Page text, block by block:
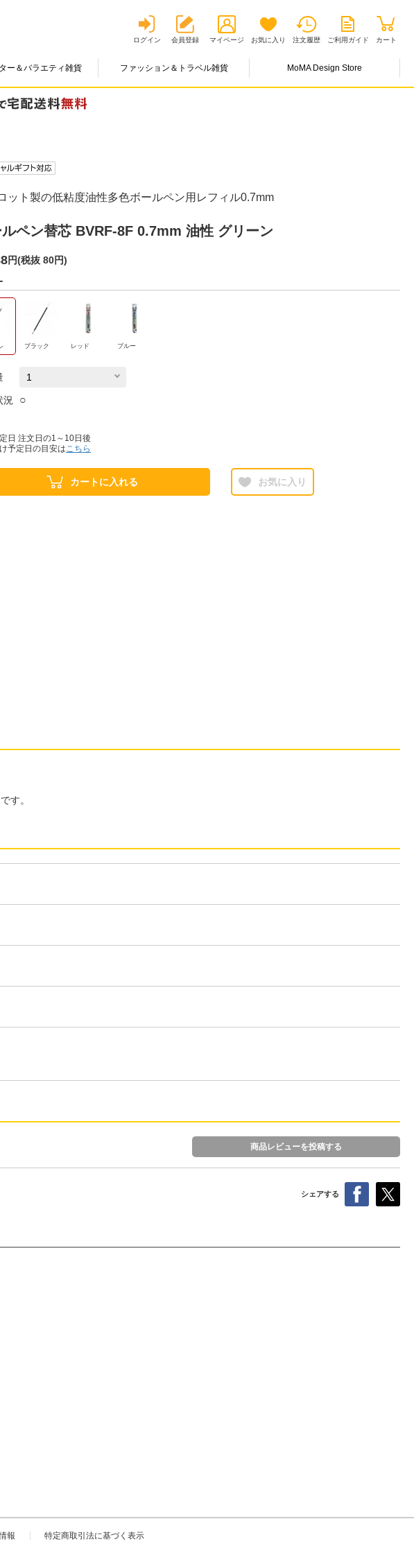
ログイン 会員登録 マイページ お気に入り 注文履歴 ご利用ガイド カート
ー＆バラエティ雑貨 ファッション＆トラベル雑貨 MoMA Design Store
ット製の低粘度油性多色ボールペン用レフィル0.7mm
ペン替芯 BVRF-8F 0.7mm 油性 グリーン
円(税抜 80円)
ブラック レッド ブルー
況 ○
日 注文日の1～10日後
予定日の目安はこちら
カートに入れる お気に入り
す。
商品レビューを投稿する
シェアする
報 特定商取引法に基づく表示